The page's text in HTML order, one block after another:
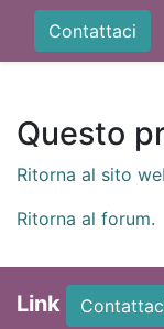
Contattaci
Questo
Ritorna al sito
Ritorna al forum.
Link